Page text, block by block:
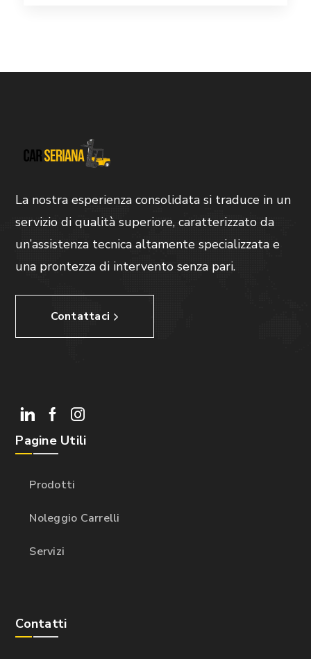
La nostra esperienza consolidata si traduce in un
servizio di qualità superiore, caratterizzato da
un’assistenza tecnica altamente specializzata e
una prontezza di intervento senza pari.
Contattaci
Pagine Utili
Prodotti
Noleggio Carrelli
Servizi
Contatti